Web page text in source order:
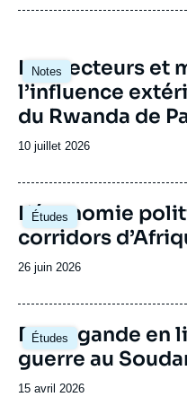
chercheurs sont
complète la production
économique et société
et à échanger outils
continent. Le Centre
accueille régulièrement
politiques de différents
Notes
Image
principale
Les vecteurs et
l’influence
du Rwanda de
Date
publication
10 juillet 2026
Études
Image
principale
L’économie
corridors
Date
publication
26 juin 2026
Études
Image
principale
Propagande en
guerre au
Date
15 avril 2026